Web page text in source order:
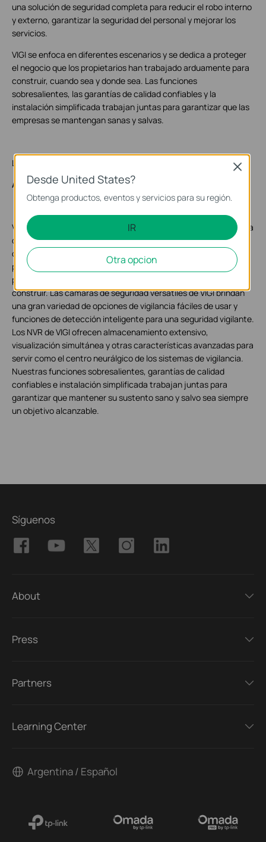
una solución de seguridad completa para reducir el robo interno
y externo, garantizar la seguridad del personal y mejorar los
servicios.
VIGI se enfoca en diferentes escenarios y se dedica a proteger
el negocio que los propietarios han trabajado arduamente para
construir, cuando sea y donde sea. Las funciones
sobresalientes, las garantías de calidad confiables y la
instalación simplificada trabajan juntas para garantizar que las
empresas se mantengan sanas y salvas.
La seguridad nunca se apaga
Acerca de VIGI
VIGI es una marca de TP-Link dedicada a hacer que la tecnología
de seguridad profesional esté disponible para empresas de
cualquier tamaño. Estamos constantemente desarrollando
productos y tecnologías de seguridad para que sea lo más fácil
posible proteger el negocio que ha trabajado duro para
construir. Las cámaras de seguridad versátiles de VIGI brindan
una gran variedad de opciones de vigilancia fáciles de usar y
funciones de detección inteligente para una seguridad vigilante.
Los NVR de VIGI ofrecen almacenamiento extensivo,
visualización simultánea y otras características avanzadas para
servir como el centro neurálgico de los sistemas de vigilancia.
Nuestras funciones sobresalientes, garantías de calidad
confiables e instalación simplificada trabajan juntas para
garantizar que mantener su sustento sano y salvo sea siempre
un objetivo alcanzable.
Síguenos
About
Press
Partners
Learning Center
Argentina / Español
Desde United States?
Obtenga productos, eventos y servicios para su región.
IR
Otra opcion
Close